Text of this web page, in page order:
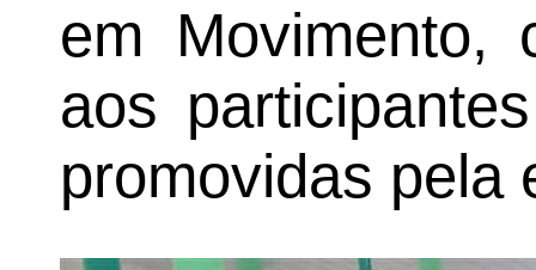
em Movimento,
aos
promovidas pela